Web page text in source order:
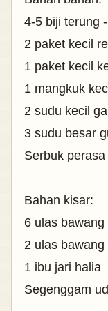
4-5 biji terung
2 paket kecil
1 paket kecil
1 mangkuk
2 sudu kecil
3 sudu besar
Serbuk perasa
Bahan kisar:
6 ulas bawang
2 ulas bawang
1 ibu jari halia
Segenggam